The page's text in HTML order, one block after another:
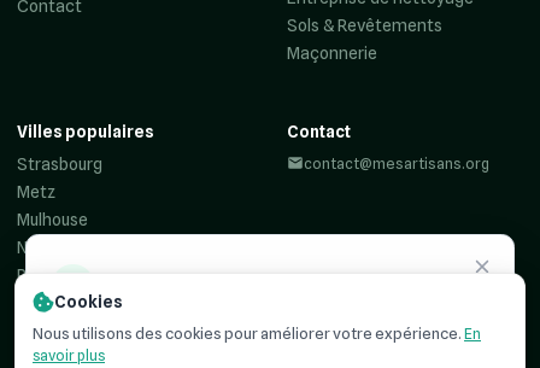
Besoin d'un
Recevez jusqu'à 3 devis comparatifs pour votre projet. C'est
Contact
Sols & Revêtements
Maçonnerie
Villes populaires
Strasbourg
Metz
Mulhouse
Nancy
Reims
Colmar
Haguenau
Contact
contact@mesartisans.org
Cookies
Nous utilisons des cookies pour améliorer votre expérience. En
savoir plus